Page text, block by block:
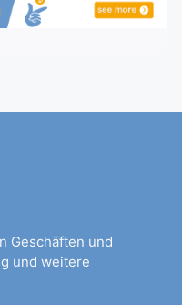
Geschäften und
und weitere